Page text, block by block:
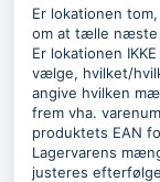
Er lokationen
om at tælle næste
Er lokationen
vælge, hvilket/
angive hvilken
frem vha.
produktets EAN
Lagervarens
justeres